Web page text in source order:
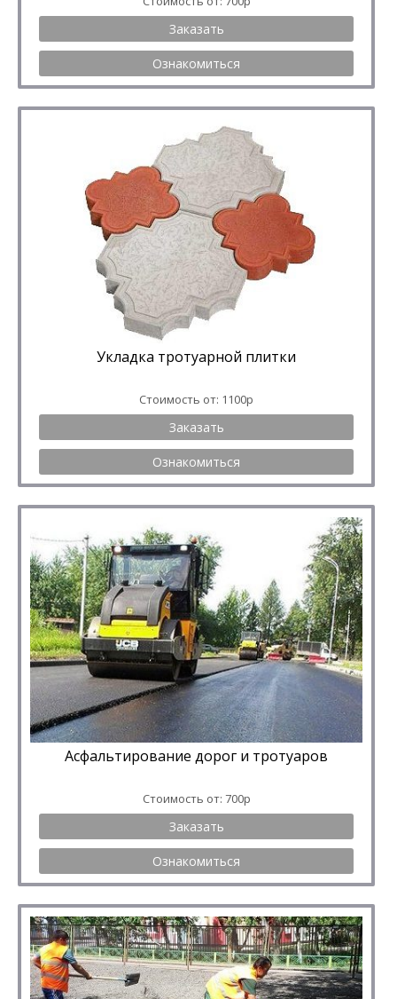
Заказать
Ознакомиться
Укладка тротуарной плитки
Стоимость от: 1100р
Заказать
Ознакомиться
Асфальтирование дорог и тротуаров
Стоимость от: 700р
Заказать
Ознакомиться